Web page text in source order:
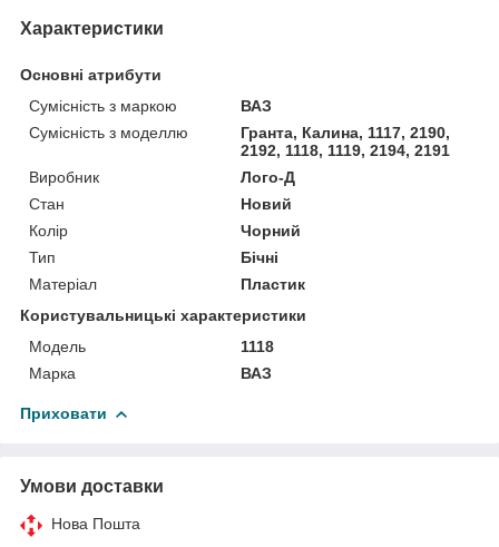
Характеристики
Основні атрибути
Сумісність з маркою
ВАЗ
Сумісність з моделлю
Гранта, Калина, 1117, 2190,
2192, 1118, 1119, 2194, 2191
Виробник
Лого-Д
Стан
Новий
Колір
Чорний
Тип
Бічні
Матеріал
Пластик
Користувальницькі характеристики
Модель
1118
Марка
ВАЗ
Приховати
Умови доставки
Нова Пошта